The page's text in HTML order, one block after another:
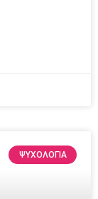
ΨΥΧΟΛΟΓΙΑ